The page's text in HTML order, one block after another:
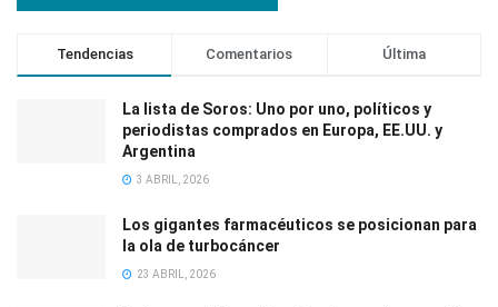
Tendencias Comentarios Última
La lista de Soros: Uno por uno, políticos y
periodistas comprados en Europa, EE.UU. y
Argentina
3 ABRIL, 2026
Los gigantes farmacéuticos se posicionan para
la ola de turbocáncer
23 ABRIL, 2026